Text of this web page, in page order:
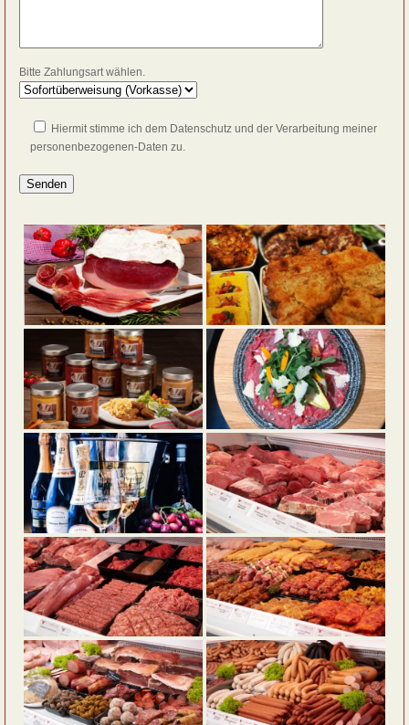
Bitte Zahlungsart wählen.
Hiermit stimme ich dem Datenschutz und der Verarbeitung meiner
personenbezogenen-Daten zu.